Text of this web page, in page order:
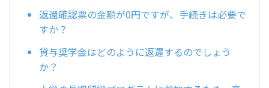
返還確認票の金額が0円ですが、手続きは必要で
すか？
貸与奨学金はどのように返還するのでしょう
か？